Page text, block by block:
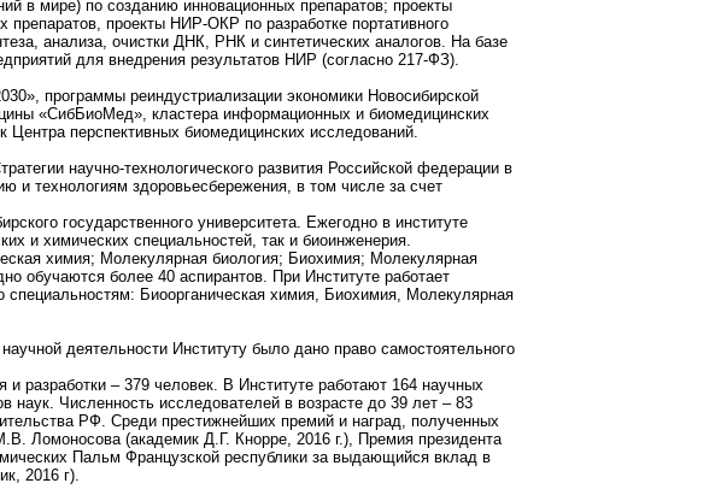
в мире) по созданию инновационных препаратов; проекты
проекты НИР-ОКР по разработке портативного
анализа, очистки ДНК, РНК и синтетических аналогов. На базе
для внедрения результатов НИР (согласно 217-ФЗ).
программы реиндустриализации экономики Новосибирской
«СибБиоМед», кластера информационных и биомедицинских
Центра перспективных биомедицинских исследований.
научно-технологического развития Российской федерации в
и технологиям здоровьесбережения, в том числе за счет
государственного университета. Ежегодно в институте
и химических специальностей, так и биоинженерия.
химия; Молекулярная биология; Биохимия; Молекулярная
обучаются более 40 аспирантов. При Институте работает
специальностям: Биоорганическая химия, Биохимия, Молекулярная
деятельности Институту было дано право самостоятельного
разработки – 379 человек. В Институте работают 164 научных
Численность исследователей в возрасте до 39 лет – 83
РФ. Среди престижнейших премий и наград, полученных
Ломоносова (академик Д.Г. Кнорре, 2016 г.), Премия президента
Пальм Французской республики за выдающийся вклад в
2016 г).